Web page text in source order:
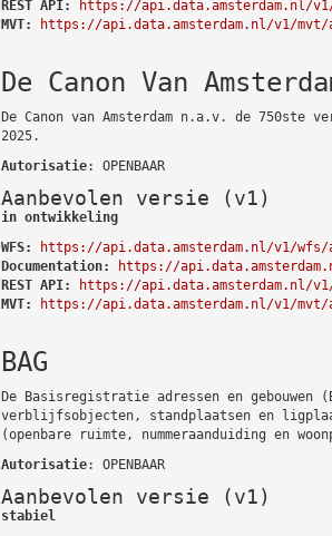
REST API:
https://api.data.amsterdam.nl/
MVT:
https://api.data.amsterdam.nl/v1/
De Canon Van
De Canon van Amsterdam n.a.v. de 750ste
2025.
Autorisatie: OPENBAAR
Aanbevolen versie (v1)
in ontwikkeling
WFS:
https://api.data.amsterdam.nl/v1/wfs/
Documentation:
https://
REST API:
https://api.data.amsterdam.nl/v1/
MVT:
https://api.data.amsterdam.nl/v1/mvt/
BAG
De Basisregistratie adressen en gebouwen
verblijfsobjecten, standplaatsen en
(openbare ruimte, nummeraanduiding en
Autorisatie: OPENBAAR
Aanbevolen versie (v1)
stabiel